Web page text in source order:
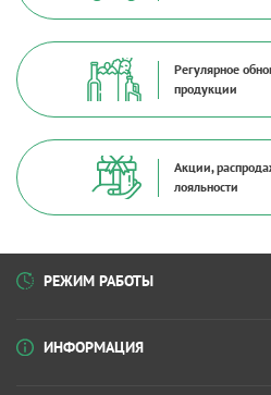
Регулярное
продукции
Акции,
лояльности
РЕЖИМ РАБОТЫ
ИНФОРМАЦИЯ